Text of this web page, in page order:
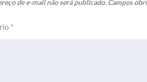
de e-mail não será publicado. Campos
*